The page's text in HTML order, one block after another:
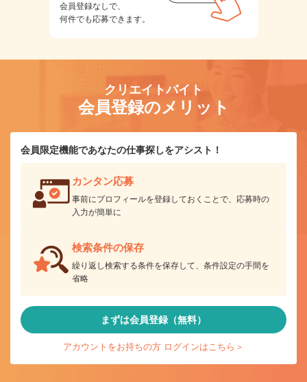
会員登録なしで、
何件でも応募できます。
クリエイトバイト
会員登録のメリット
会員限定機能であなたの仕事探しをアシスト！
カンタン応募
事前にプロフィールを登録しておくことで、応募時の
入力が簡単に
検索条件の保存
繰り返し検索する条件を保存して、条件設定の手間を
省略
まずは会員登録（無料）
アカウントをお持ちの方 ログインはこちら＞